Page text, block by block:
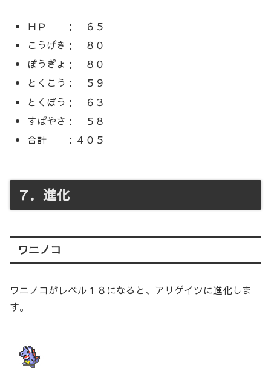
ＨＰ ： ６５
こうげき： ８０
ぼうぎょ： ８０
とくこう： ５９
とくぼう： ６３
すばやさ： ５８
合計 ：４０５
７．進化
ワニノコ
ワニノコがレベル１８になると、アリゲイツに進化しま
す。